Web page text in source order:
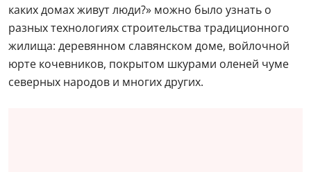
каких домах живут люди?» можно было узнать о
разных технологиях строительства традиционного
жилища: деревянном славянском доме, войлочной
юрте кочевников, покрытом шкурами оленей чуме
северных народов и многих других.